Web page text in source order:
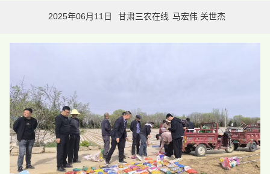
2025年06月11日 甘肃三农在线 ​马宏伟 关世杰